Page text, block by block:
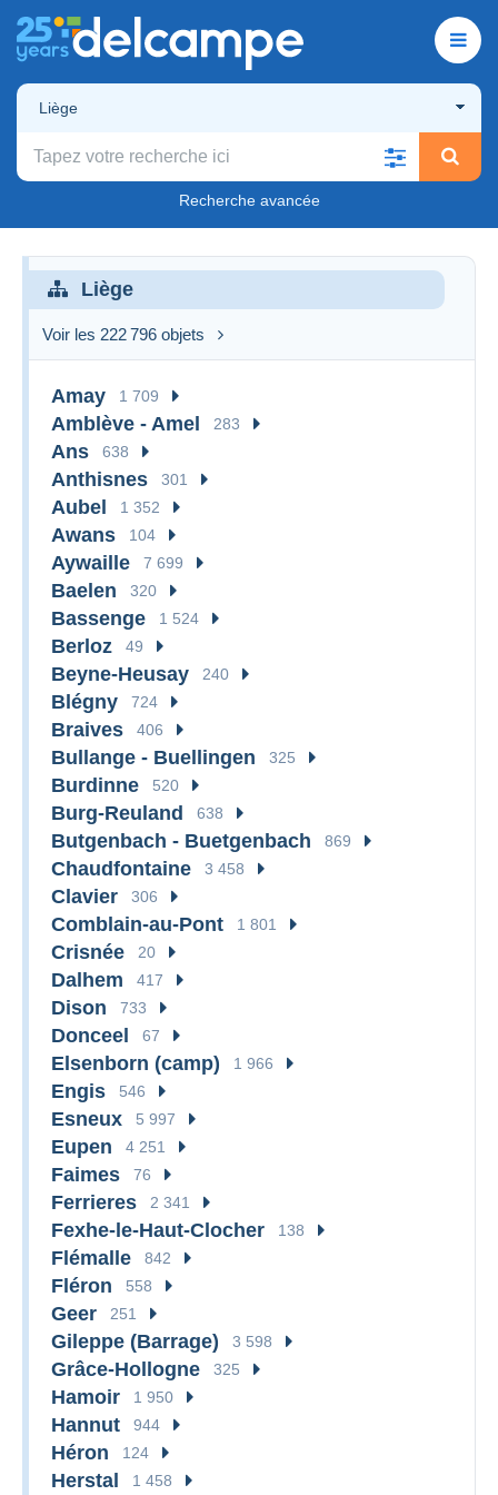
Liège
Recherche avancée
Liège
Voir les 222 796 objets
Amay 1 709
Amblève - Amel 283
Ans 638
Anthisnes 301
Aubel 1 352
Awans 104
Aywaille 7 699
Baelen 320
Bassenge 1 524
Berloz 49
Beyne-Heusay 240
Blégny 724
Braives 406
Bullange - Buellingen 325
Burdinne 520
Burg-Reuland 638
Butgenbach - Buetgenbach 869
Chaudfontaine 3 458
Clavier 306
Comblain-au-Pont 1 801
Crisnée 20
Dalhem 417
Dison 733
Donceel 67
Elsenborn (camp) 1 966
Engis 546
Esneux 5 997
Eupen 4 251
Faimes 76
Ferrieres 2 341
Fexhe-le-Haut-Clocher 138
Flémalle 842
Fléron 558
Geer 251
Gileppe (Barrage) 3 598
Grâce-Hollogne 325
Hamoir 1 950
Hannut 944
Héron 124
Herstal 1 458